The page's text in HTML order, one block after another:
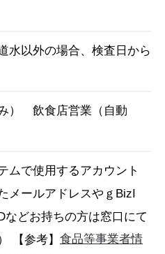
以外の場合、検査日から
） 飲食店営業（自動
で使用するアカウント
メールアドレスやｇBizI
などお持ちの方は窓口にて
【参考】 食品等事業者情